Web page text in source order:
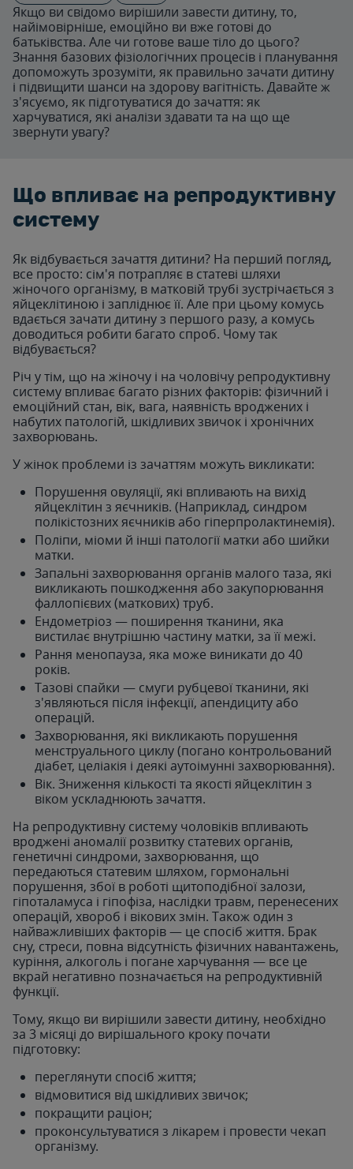
Якщо ви свідомо вирішили завести дитину, то,
найімовірніше, емоційно ви вже готові до
батьківства. Але чи готове ваше тіло до цього?
Знання базових фізіологічних процесів і планування
допоможуть зрозуміти, як правильно зачати дитину
і підвищити шанси на здорову вагітність. Давайте ж
з'ясуємо, як підготуватися до зачаття: як
харчуватися, які аналізи здавати та на що ще
звернути увагу?
Що впливає на репродуктивну
систему
Як відбувається зачаття дитини? На перший погляд,
все просто: сім'я потрапляє в статеві шляхи
жіночого організму, в матковій трубі зустрічається з
яйцеклітиною і запліднює її. Але при цьому комусь
вдається зачати дитину з першого разу, а комусь
доводиться робити багато спроб. Чому так
відбувається?
Річ у тім, що на жіночу і на чоловічу репродуктивну
систему впливає багато різних факторів: фізичний і
емоційний стан, вік, вага, наявність вроджених і
набутих патологій, шкідливих звичок і хронічних
захворювань.
У жінок проблеми із зачаттям можуть викликати:
Порушення овуляції, які впливають на вихід
яйцеклітин з яєчників. (Наприклад, синдром
полікістозних яєчників або гіперпролактинемія).
Поліпи, міоми й інші патології матки або шийки
матки.
Запальні захворювання органів малого таза, які
викликають пошкодження або закупорювання
фаллопієвих (маткових) труб.
Ендометріоз — поширення тканини, яка
вистилає внутрішню частину матки, за її межі.
Рання менопауза, яка може виникати до 40
років.
Тазові спайки — смуги рубцевої тканини, які
з'являються після інфекції, апендициту або
операцій.
Захворювання, які викликають порушення
менструального циклу (погано контрольований
діабет, целіакія і деякі аутоімунні захворювання).
Вік. Зниження кількості та якості яйцеклітин з
віком ускладнюють зачаття.
На репродуктивну систему чоловіків впливають
вроджені аномалії розвитку статевих органів,
генетичні синдроми, захворювання, що
передаються статевим шляхом, гормональні
порушення, збої в роботі щитоподібної залози,
гіпоталамуса і гіпофіза, наслідки травм, перенесених
операцій, хвороб і вікових змін. Також один з
найважливіших факторів — це спосіб життя. Брак
сну, стреси, повна відсутність фізичних навантажень,
куріння, алкоголь і погане харчування — все це
вкрай негативно позначається на репродуктивній
функції.
Тому, якщо ви вирішили завести дитину, необхідно
за 3 місяці до вирішального кроку почати
підготовку:
переглянути спосіб життя;
відмовитися від шкідливих звичок;
покращити раціон;
проконсультуватися з лікарем і провести чекап
організму.